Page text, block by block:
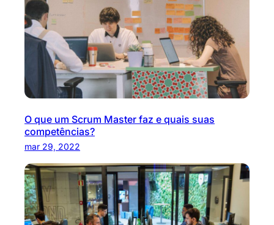
O que um Scrum Master faz e quais suas
competências?
mar 29, 2022